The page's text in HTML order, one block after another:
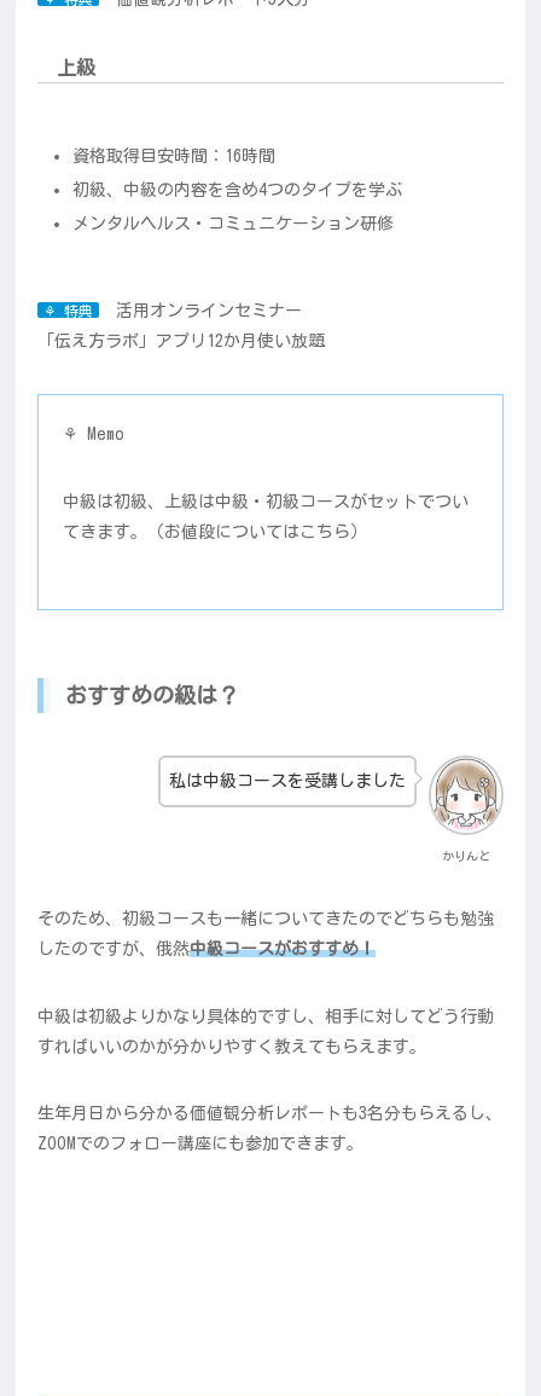
上級
資格取得目安時間：16時間
初級、中級の内容を含め4つのタイプを学ぶ
メンタルヘルス・コミュニケーション研修
⚘ 特典
活用オンラインセミナー
「伝え方ラボ」アプリ12か月使い放題
⚘ Memo
中級は初級、上級は中級・初級コースがセットでつい
てきます。（お値段についてはこちら）
おすすめの級は？
かりんと
私は中級コースを受講しました
そのため、初級コースも一緒についてきたのでどちらも勉強
したのですが、俄然中級コースがおすすめ！
中級は初級よりかなり具体的ですし、相手に対してどう行動
すればいいのかが分かりやすく教えてもらえます。
生年月日から分かる価値観分析レポートも3名分もらえるし、
ZOOMでのフォロー講座にも参加できます。